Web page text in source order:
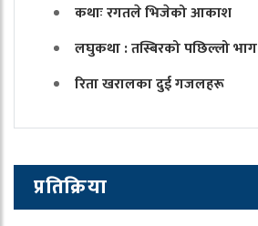
कथाः रगतले भिजेको आकाश
लघुकथा : तस्बिरको पछिल्लो भाग
रिता खरालका दुई गजलहरू
प्रतिक्रिया